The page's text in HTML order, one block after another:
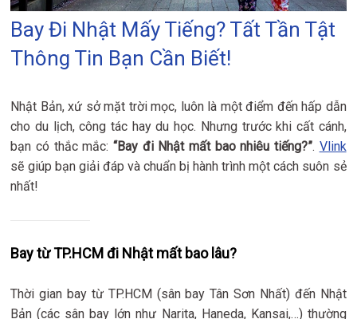
Bay Đi Nhật Mấy Tiếng? Tất Tần Tật
Thông Tin Bạn Cần Biết!
Nhật Bản, xứ sở mặt trời mọc, luôn là một điểm đến hấp dẫn
cho du lịch, công tác hay du học. Nhưng trước khi cất cánh,
bạn có thắc mắc:“Bay đi Nhật mất bao nhiêu tiếng?”. Vlink
sẽ giúp bạn giải đáp và chuẩn bị hành trình một cách suôn sẻ
nhất!
Bay từ TP.HCM đi Nhật mất bao lâu?
Thời gian bay từ TP.HCM (sân bay Tân Sơn Nhất) đến Nhật
Bản (các sân bay lớn như Narita, Haneda, Kansai,…) thường